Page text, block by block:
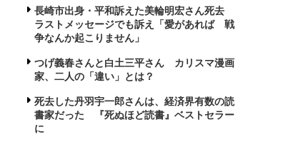
長崎市出身・平和訴えた美輪明宏さん死去
ラストメッセージでも訴え「愛があれば 戦
争なんか起こりません」
つげ義春さんと白土三平さん カリスマ漫画
家、二人の「違い」とは？
死去した丹羽宇一郎さんは、経済界有数の読
書家だった 『死ぬほど読書』ベストセラー
に